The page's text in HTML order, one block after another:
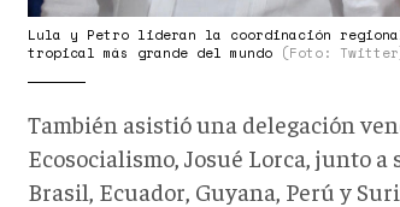
Lula y Petro lideran la coordinación
tropical más grande del mundo (Foto:
También asistió una delegación
Ecosocialismo, Josué Lorca, junto a
Brasil, Ecuador, Guyana, Perú y